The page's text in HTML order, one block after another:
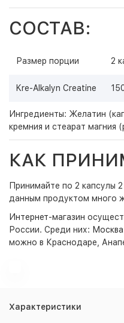
СОСТАВ:
Размер порции 2
Kre-Alkalyn Creatine
Ингредиенты: Желатин
кремния и стеарат магния
КАК
Принимайте по 2 капсулы
данным продуктом много
Интернет-магазин
России. Среди них: Москва
можно в Краснодаре,
Характеристики